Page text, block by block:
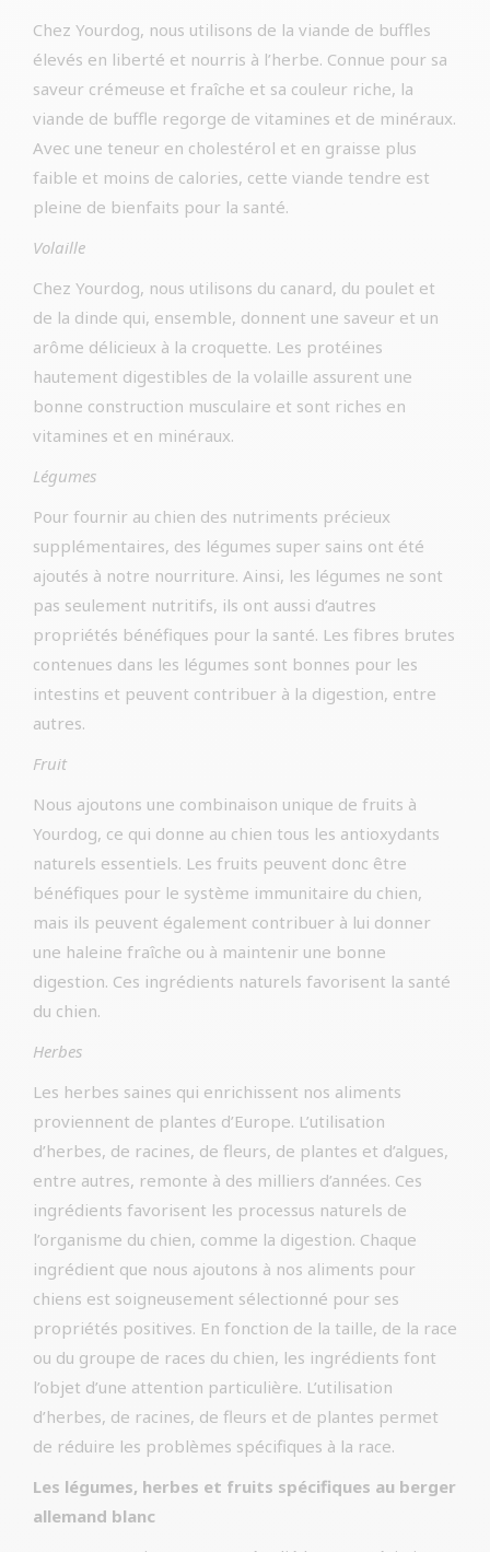
Chez Yourdog, nous utilisons de la viande de buffles
élevés en liberté et nourris à l’herbe. Connue pour sa
saveur crémeuse et fraîche et sa couleur riche, la
viande de buffle regorge de vitamines et de minéraux.
Avec une teneur en cholestérol et en graisse plus
faible et moins de calories, cette viande tendre est
pleine de bienfaits pour la santé.
Volaille
Chez Yourdog, nous utilisons du canard, du poulet et
de la dinde qui, ensemble, donnent une saveur et un
arôme délicieux à la croquette. Les protéines
hautement digestibles de la volaille assurent une
bonne construction musculaire et sont riches en
vitamines et en minéraux.
Légumes
Pour fournir au chien des nutriments précieux
supplémentaires, des légumes super sains ont été
ajoutés à notre nourriture. Ainsi, les légumes ne sont
pas seulement nutritifs, ils ont aussi d’autres
propriétés bénéfiques pour la santé. Les fibres brutes
contenues dans les légumes sont bonnes pour les
intestins et peuvent contribuer à la digestion, entre
autres.
Fruit
Nous ajoutons une combinaison unique de fruits à
Yourdog, ce qui donne au chien tous les antioxydants
naturels essentiels. Les fruits peuvent donc être
bénéfiques pour le système immunitaire du chien,
mais ils peuvent également contribuer à lui donner
une haleine fraîche ou à maintenir une bonne
digestion. Ces ingrédients naturels favorisent la santé
du chien.
Herbes
Les herbes saines qui enrichissent nos aliments
proviennent de plantes d’Europe. L’utilisation
d’herbes, de racines, de fleurs, de plantes et d’algues,
entre autres, remonte à des milliers d’années. Ces
ingrédients favorisent les processus naturels de
l’organisme du chien, comme la digestion. Chaque
ingrédient que nous ajoutons à nos aliments pour
chiens est soigneusement sélectionné pour ses
propriétés positives. En fonction de la taille, de la race
ou du groupe de races du chien, les ingrédients font
l’objet d’une attention particulière. L’utilisation
d’herbes, de racines, de fleurs et de plantes permet
de réduire les problèmes spécifiques à la race.
Les légumes, herbes et fruits spécifiques au berger
allemand blanc